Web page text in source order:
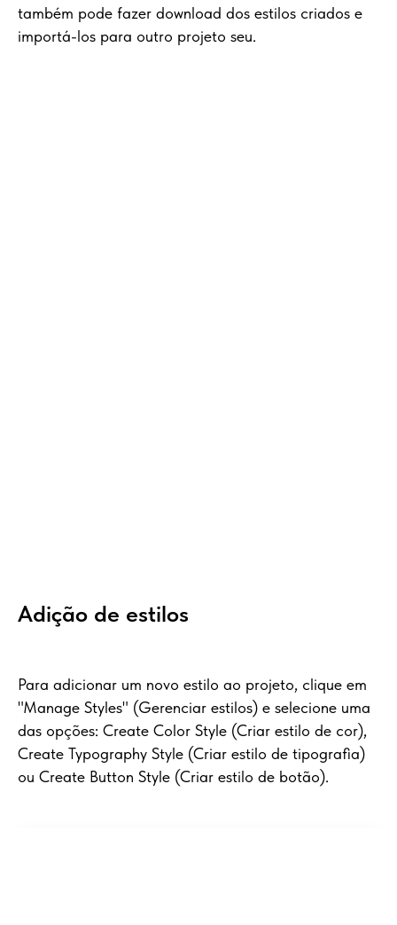
também pode fazer download dos estilos criados e
importá-los para outro projeto seu.
Adição de estilos
Para adicionar um novo estilo ao projeto, clique em
"Manage Styles" (Gerenciar estilos) e selecione uma
das opções: Create Color Style (Criar estilo de cor),
Create Typography Style (Criar estilo de tipografia)
ou Create Button Style (Criar estilo de botão).